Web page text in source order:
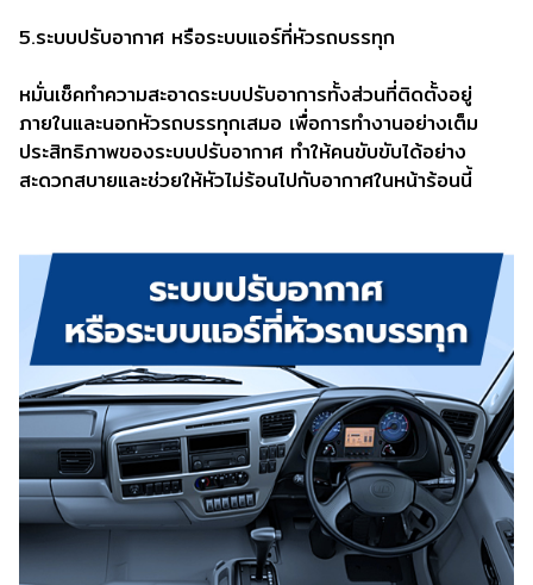
5.ระบบปรับอากาศ หรือระบบแอร์ที่หัวรถบรรทุก
หมั่นเช็คทำความสะอาดระบบปรับอาการทั้งส่วนที่ติดตั้งอยู่
ภายในและนอกหัวรถบรรทุกเสมอ เพื่อการทำงานอย่างเต็ม
ประสิทธิภาพของระบบปรับอากาศ ทำให้คนขับขับได้อย่าง
สะดวกสบายและช่วยให้หัวไม่ร้อนไปกับอากาศในหน้าร้อนนี้